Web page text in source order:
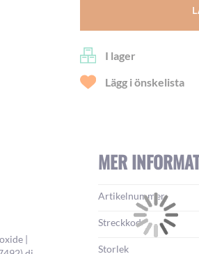
I lager
Lägg i önskelista
|
MER
Mer
information:
Artikelnummer
Streckkod
Storlek